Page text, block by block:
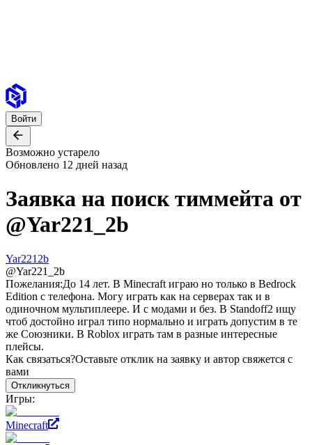
Войти
Возможно устарело
Обновлено 12 дней назад
Заявка на поиск тиммейта от
@Yar221_2b
Yar2212b
@Yar221_2b
Пожелания:До 14 лет. В Minecraft играю но только в Bedrock
Edition с телефона. Могу играть как на серверах так и в
одиночном мультиплеере. И с модами и без. В Standoff2 ищу
чтоб достойно играл типо нормально и играть допустим в те
же Союзники. В Roblox играть там в разные интересные
плейсы.
Как связаться?Оставьте отклик на заявку и автор свяжется с
вами
Откликнуться
Игры:
Minecraft